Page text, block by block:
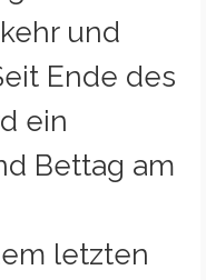
und
Ende des
ein
Bettag am
letzten